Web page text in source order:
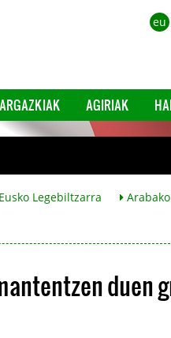
eu
ARGAZKIAK AGIRIAK
Eusko Legebiltzarra
duen